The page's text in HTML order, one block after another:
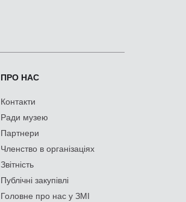
ПРО НАС
Контакти
Ради музею
Партнери
Членство в організаціях
Звітність
Публічні закупівлі
Головне про нас у ЗМІ